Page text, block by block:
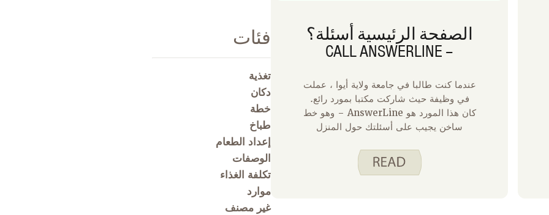
الصفحة الرئيسية أسئلة؟
– CALL ANSWERLINE
عندما كنت طالبا في جامعة ولاية أيوا ، عملت
في وظيفة حيث شاركت مكتبا بمورد رائع.
كان هذا المورد هو AnswerLine – وهو خط
ساخن يجيب على أسئلتك حول المنزل
منزلا خاصا بها ، قدم لي أفراد AnswerLine
نصائح حول سلامة الأغذية وحفظ الطعام
فئات
تغذية
دكان
خطة
طباخ
إعداد الطعام
الوصفات
تكلفة الغذاء
موارد
غير مصنف